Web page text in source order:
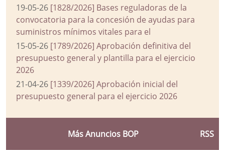
19-05-26 [1828/2026] Bases reguladoras de la
convocatoria para la concesión de ayudas para
suministros mínimos vitales para el
15-05-26 [1789/2026] Aprobación definitiva del
presupuesto general y plantilla para el ejercicio
2026
21-04-26 [1339/2026] Aprobación inicial del
presupuesto general para el ejercicio 2026
Más Anuncios BOP RSS